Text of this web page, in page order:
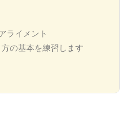
ライメント
の基本を練習します